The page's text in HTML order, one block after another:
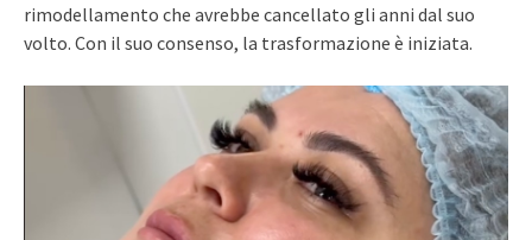
rimodellamento che avrebbe cancellato gli anni dal suo
volto. Con il suo consenso, la trasformazione è iniziata.